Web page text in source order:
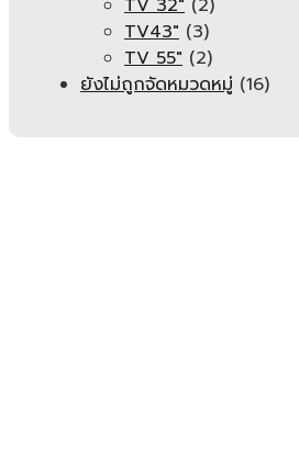
TV 32" (2)
TV43" (3)
TV 55" (2)
ยังไม่ถูกจัดหมวดหมู่ (16)